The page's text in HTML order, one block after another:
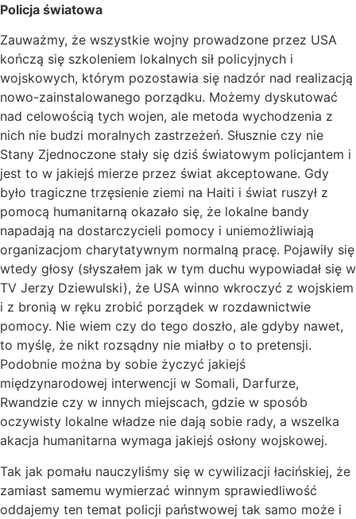
Policja światowa
Zauważmy, że wszystkie wojny prowadzone przez USA
kończą się szkoleniem lokalnych sił policyjnych i
wojskowych, którym pozostawia się nadzór nad realizacją
nowo-zainstalowanego porządku. Możemy dyskutować
nad celowością tych wojen, ale metoda wychodzenia z
nich nie budzi moralnych zastrzeżeń. Słusznie czy nie
Stany Zjednoczone stały się dziś światowym policjantem i
jest to w jakiejś mierze przez świat akceptowane. Gdy
było tragiczne trzęsienie ziemi na Haiti i świat ruszył z
pomocą humanitarną okazało się, że lokalne bandy
napadają na dostarczycieli pomocy i uniemożliwiają
organizacjom charytatywnym normalną pracę. Pojawiły się
wtedy głosy (słyszałem jak w tym duchu wypowiadał się w
TV Jerzy Dziewulski), że USA winno wkroczyć z wojskiem
i z bronią w ręku zrobić porządek w rozdawnictwie
pomocy. Nie wiem czy do tego doszło, ale gdyby nawet,
to myślę, że nikt rozsądny nie miałby o to pretensji.
Podobnie można by sobie życzyć jakiejś
międzynarodowej interwencji w Somali, Darfurze,
Rwandzie czy w innych miejscach, gdzie w sposób
oczywisty lokalne władze nie dają sobie rady, a wszelka
akacja humanitarna wymaga jakiejś osłony wojskowej.
Tak jak pomału nauczyliśmy się w cywilizacji łacińskiej, że
zamiast samemu wymierzać winnym sprawiedliwość
oddajemy ten temat policji państwowej tak samo może i